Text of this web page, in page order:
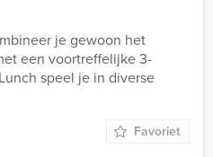
je gewoon het
een voortreffelijke 3-
speel je in diverse
Favoriet